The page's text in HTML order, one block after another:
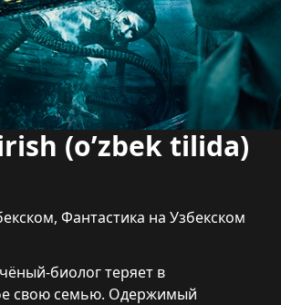
(o’zbek tilida)
, Фантастика на Узбекском
биолог теряет в
свою семью. Одержимый